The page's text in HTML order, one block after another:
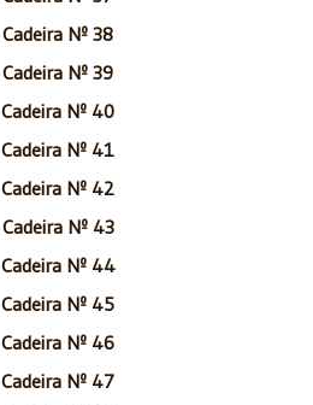
Cadeira Nº 38
Cadeira Nº 39
Cadeira Nº 40
Cadeira Nº 41
Cadeira Nº 42
Cadeira Nº 43
Cadeira Nº 44
Cadeira Nº 45
Cadeira Nº 46
Cadeira Nº 47